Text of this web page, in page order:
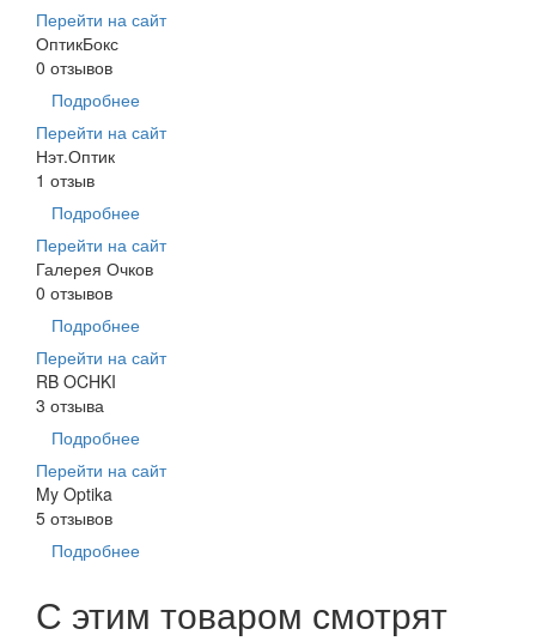
Перейти на сайт
ОптикБокс
0 отзывов
Подробнее
Перейти на сайт
Нэт.Оптик
1 отзыв
Подробнее
Перейти на сайт
Галерея Очков
0 отзывов
Подробнее
Перейти на сайт
RB OCHKI
3 отзыва
Подробнее
Перейти на сайт
My Optika
5 отзывов
Подробнее
С этим товаром смотрят